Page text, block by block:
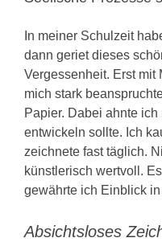
In meiner Schulzeit
dann geriet dieses
Vergessenheit. Erst mit
mich stark
Papier. Dabei ahnte
entwickeln sollte. Ich
zeichnete fast täglich.
künstlerisch wertvoll.
gewährte ich Einblick
Absichtsloses